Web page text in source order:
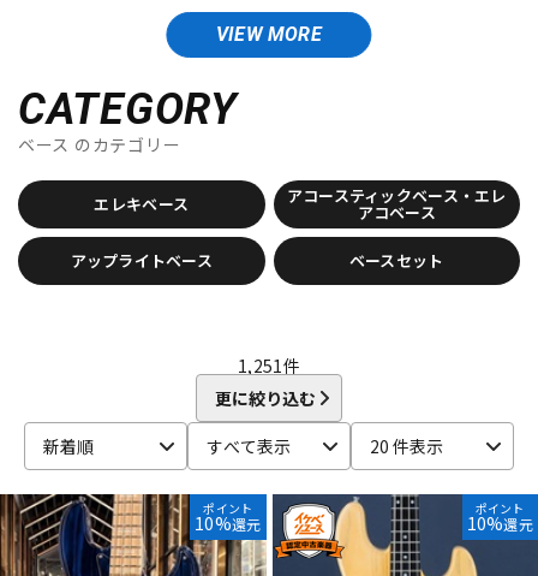
DTM オンライン納品 レコーディング機器
配信/ライブ機器
中古 ヴィンテージ
VIEW MORE
Danelectro DINGWALL Edwards
F
F-bass Fender (Japan Exclusive Series)
Fender Custom Shop
Fender MEX
Fender USA
Fender Standard Series
FERNANDES ／ Burny
Freedom Custom Guitar Research
FUJIGEN
Fullertone Guitars
Hofner
K.Yairi
KAWAI
Kenneth Lawrence Instruments
Killer
L.E.H. Guitars LAG LAKLAND Landscape
Mark Bass
MARTIN
MAYONES Miura Guitars U.S.A.
momose
Moon
MTD MUSICMAN Nordstrand
NS Design
Orange
Orville by Gibson P.R.S. Phoenix
Provision
CATEGORY
ベース のカテゴリー
エレキベース アコースティックベース・エレ
アコベース
アップライトベース ベースセット
1,251件
更に絞り込む
新着順
すべて表示 20 件表示
ポイント
10%還元
ポイント
10%還元